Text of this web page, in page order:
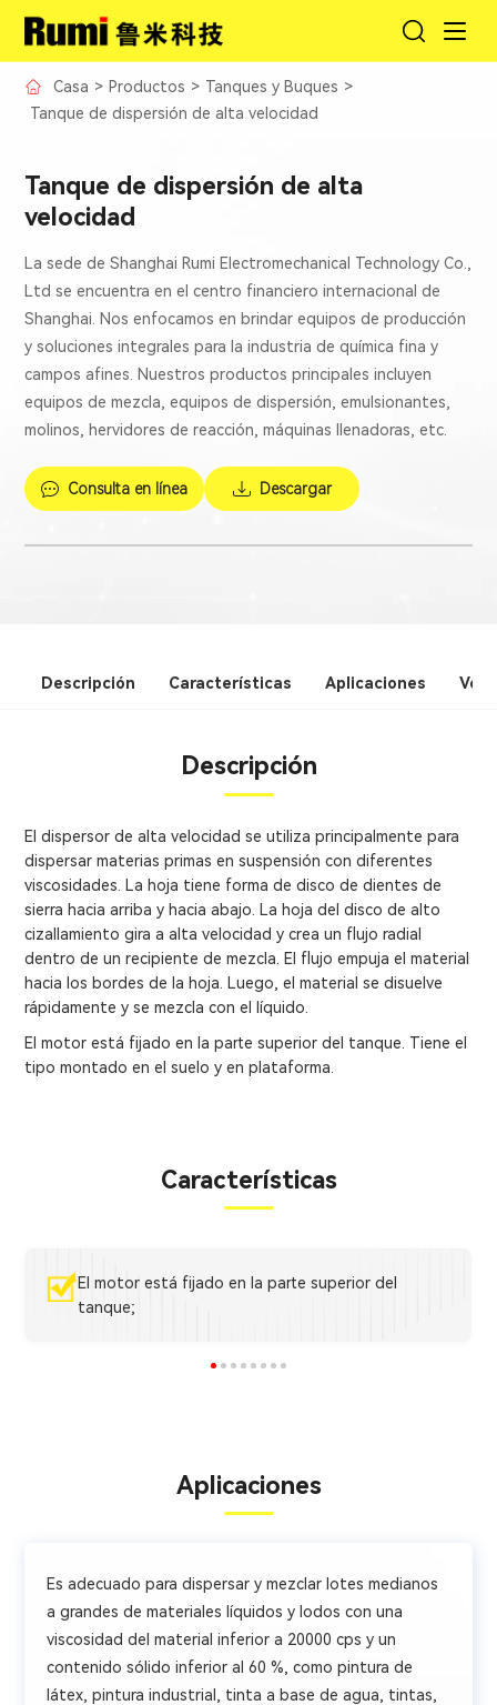
Casa > Productos > Tanques y Buques >
Tanque de dispersión de alta velocidad
Tanque de dispersión de alta
velocidad
La sede de Shanghai Rumi Electromechanical Technology Co.,
Ltd se encuentra en el centro financiero internacional de
Shanghai. Nos enfocamos en brindar equipos de producción
y soluciones integrales para la industria de química fina y
campos afines. Nuestros productos principales incluyen
equipos de mezcla, equipos de dispersión, emulsionantes,
molinos, hervidores de reacción, máquinas llenadoras, etc.
Consulta en línea Descargar
Descripción Características Aplicaciones
Descripción
El dispersor de alta velocidad se utiliza principalmente para
dispersar materias primas en suspensión con diferentes
viscosidades. La hoja tiene forma de disco de dientes de
sierra hacia arriba y hacia abajo. La hoja del disco de alto
cizallamiento gira a alta velocidad y crea un flujo radial
dentro de un recipiente de mezcla. El flujo empuja el material
hacia los bordes de la hoja. Luego, el material se disuelve
rápidamente y se mezcla con el líquido.
El motor está fijado en la parte superior del tanque. Tiene el
tipo montado en el suelo y en plataforma.
Características
El motor está fijado en la parte superior del
tanque;
Aplicaciones
Es adecuado para dispersar y mezclar lotes medianos
a grandes de materiales líquidos y lodos con una
viscosidad del material inferior a 20000 cps y un
contenido sólido inferior al 60 %, como pintura de
látex, pintura industrial, tinta a base de agua, tintas,